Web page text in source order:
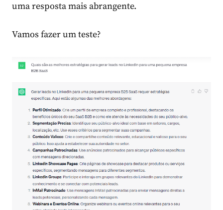
uma resposta mais abrangente.
Vamos fazer um teste?